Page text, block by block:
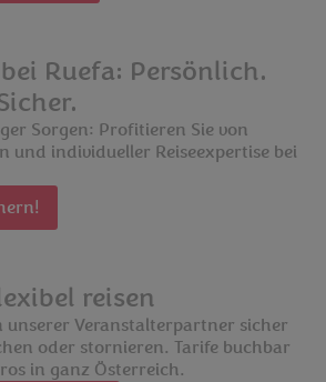
Ruefa: Persönlich.
Sorgen: Profitieren Sie von
und individueller Reiseexpertise bei
reisen
Veranstalterpartner sicher
oder stornieren. Tarife buchbar
in ganz Österreich.